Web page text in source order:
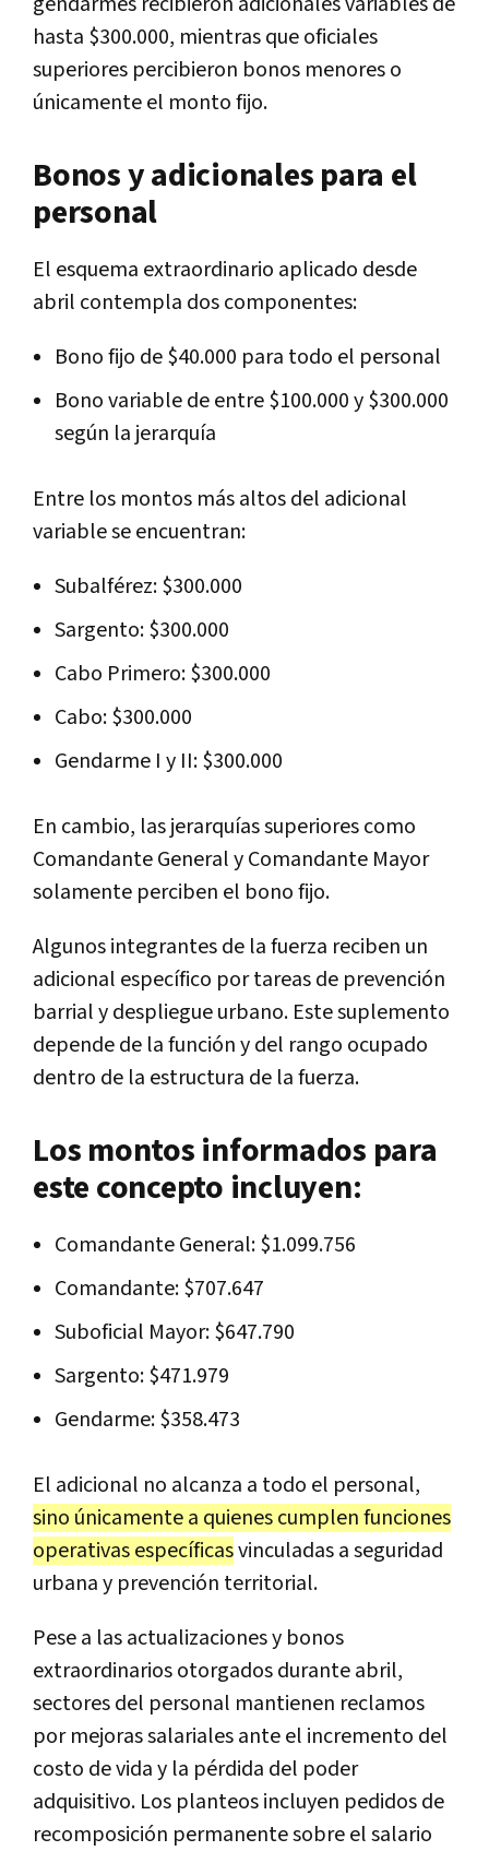
hasta $300.000, mientras que oficiales
superiores percibieron bonos menores o
únicamente el monto fijo.
Bonos y adicionales para el
personal
El esquema extraordinario aplicado desde
abril contempla dos componentes:
Bono fijo de $40.000 para todo el personal
Bono variable de entre $100.000 y $300.000
según la jerarquía
Entre los montos más altos del adicional
variable se encuentran:
Subalférez: $300.000
Sargento: $300.000
Cabo Primero: $300.000
Cabo: $300.000
Gendarme I y II: $300.000
En cambio, las jerarquías superiores como
Comandante General y Comandante Mayor
solamente perciben el bono fijo.
Algunos integrantes de la fuerza reciben un
adicional específico por tareas de prevención
barrial y despliegue urbano. Este suplemento
depende de la función y del rango ocupado
dentro de la estructura de la fuerza.
Los montos informados para
este concepto incluyen:
Comandante General: $1.099.756
Comandante: $707.647
Suboficial Mayor: $647.790
Sargento: $471.979
Gendarme: $358.473
El adicional no alcanza a todo el personal,
sino únicamente a quienes cumplen funciones
operativas específicasvinculadas a seguridad
urbana y prevención territorial.
Pese a las actualizaciones y bonos
extraordinarios otorgados durante abril,
sectores del personal mantienen reclamos
por mejoras salariales ante el incremento del
costo de vida y la pérdida del poder
adquisitivo. Los planteos incluyen pedidos de
recomposición permanente sobre el salario